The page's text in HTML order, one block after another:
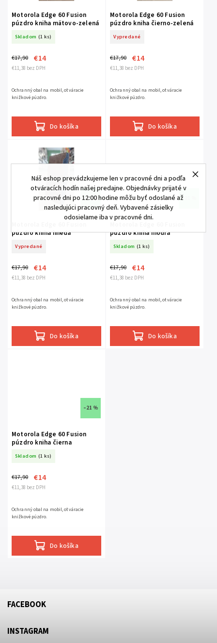
Náš eshop prevádzkujeme len v pracovné dni a podľa
otváracích hodín našej predajne. Objednávky prijaté v
pracovné dni po 12:00 hodine môžu byť odoslané až
nasledujúci pracovný deň. Vybavené zásielky
odosielame iba v pracovné dni.
Motorola Edge 60 Fusion
púzdro kniha mätovo-zelená
Skladom (1 ks)
€11,38 bez DPH
€17,90 €14
Do košíka
Ochranný obal na mobil, otváracie
knižkové púzdro.
Motorola Edge 60 Fusion
púzdro kniha čierno-zelená
Vypredané
€11,38 bez DPH
€17,90 €14
Do košíka
Ochranný obal na mobil, otváracie
knižkové púzdro.
–21 %
púzdro kniha hnedá
Vypredané
€11,38 bez DPH
€17,90 €14
Do košíka
Ochranný obal na mobil, otváracie
knižkové púzdro.
–21 %
púzdro kniha modrá
Skladom (1 ks)
€11,38 bez DPH
€17,90 €14
Do košíka
Ochranný obal na mobil, otváracie
knižkové púzdro.
–21 %
Motorola Edge 60 Fusion
púzdro kniha čierna
Skladom (1 ks)
€11,38 bez DPH
€17,90 €14
Do košíka
Ochranný obal na mobil, otváracie
knižkové púzdro.
FACEBOOK
INSTAGRAM